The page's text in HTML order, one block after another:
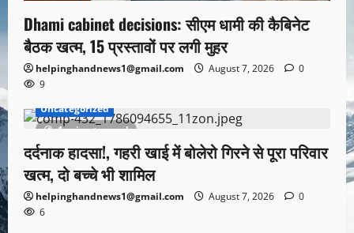
Dhami cabinet decisions: सीएम धामी की कैबिनेट
बैठक खत्म, 15 प्रस्तावों पर लगी मुहर
helpinghandnews1@gmail.com August 7, 2026
0
9
1 minute read
Uncategorized
दर्दनाक हादसा!, गहरी खाई में बोलेरो गिरने से पूरा परिवार
खत्म, दो बच्चे भी शामिल
helpinghandnews1@gmail.com August 7, 2026
0
6